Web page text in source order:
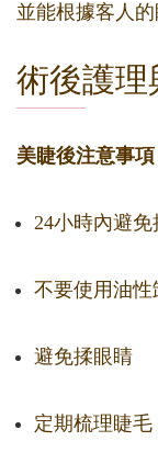
並能根據客人
術後護理
美睫後注意事項
24小時內避
不要使用油性
避免揉眼睛
定期梳理睫毛